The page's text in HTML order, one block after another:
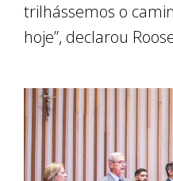
trilhássemos o
hoje”, declarou